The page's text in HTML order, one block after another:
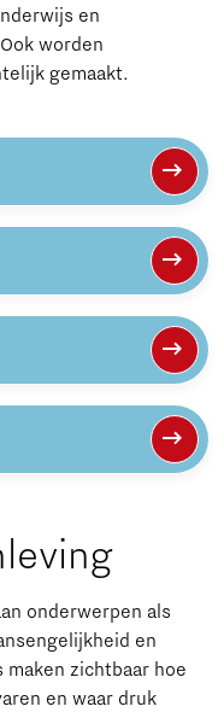
en
worden
gemaakt.
onderwerpen als
en
maken zichtbaar hoe
en waar druk